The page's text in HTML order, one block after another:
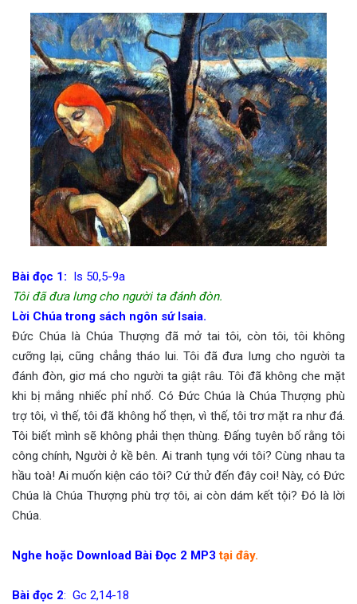
Bài đọc 1: Is 50,5-9a
Tôi đã đưa lưng cho người ta đánh đòn.
Lời Chúa trong sách ngôn sứ Isaia.
Đức Chúa là Chúa Thượng đã mở tai tôi, còn tôi, tôi không
cưỡng lại, cũng chẳng tháo lui. Tôi đã đưa lưng cho người ta
đánh đòn, giơ má cho người ta giật râu. Tôi đã không che mặt
khi bị mắng nhiếc phỉ nhổ. Có Đức Chúa là Chúa Thượng phù
trợ tôi, vì thế, tôi đã không hổ thẹn, vì thế, tôi trơ mặt ra như đá.
Tôi biết mình sẽ không phải thẹn thùng. Đấng tuyên bố rằng tôi
công chính, Người ở kề bên. Ai tranh tụng với tôi? Cùng nhau ta
hầu toà! Ai muốn kiện cáo tôi? Cứ thử đến đây coi! Này, có Đức
Chúa là Chúa Thượng phù trợ tôi, ai còn dám kết tội? Đó là lời
Chúa.
Nghe hoặc Download Bài Đọc 2 MP3 tại đây.
Bài đọc 2: Gc 2,14-18